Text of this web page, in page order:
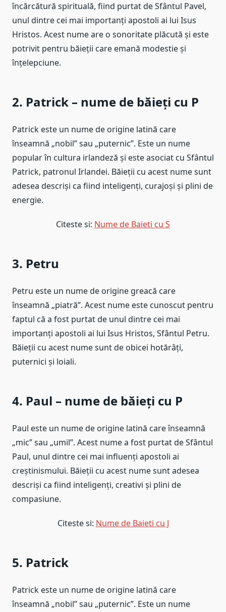
încărcătură spirituală, fiind purtat de Sfântul Pavel,
unul dintre cei mai importanți apostoli ai lui Isus
Hristos. Acest nume are o sonoritate plăcută și este
potrivit pentru băieții care emană modestie și
înțelepciune.
2. Patrick – nume de băieți cu P
Patrick este un nume de origine latină care
înseamnă „nobil” sau „puternic”. Este un nume
popular în cultura irlandeză și este asociat cu Sfântul
Patrick, patronul Irlandei. Băieții cu acest nume sunt
adesea descriși ca fiind inteligenți, curajoși și plini de
energie.
Citeste si: Nume de Baieti cu S
3. Petru
Petru este un nume de origine greacă care
înseamnă „piatră”. Acest nume este cunoscut pentru
faptul că a fost purtat de unul dintre cei mai
importanți apostoli ai lui Isus Hristos, Sfântul Petru.
Băieții cu acest nume sunt de obicei hotărâți,
puternici și loiali.
4. Paul – nume de băieți cu P
Paul este un nume de origine latină care înseamnă
„mic” sau „umil”. Acest nume a fost purtat de Sfântul
Paul, unul dintre cei mai influenți apostoli ai
creștinismului. Băieții cu acest nume sunt adesea
descriși ca fiind inteligenți, creativi și plini de
compasiune.
Citeste si: Nume de Baieti cu J
5. Patrick
Patrick este un nume de origine latină care
înseamnă „nobil” sau „puternic”. Este un nume